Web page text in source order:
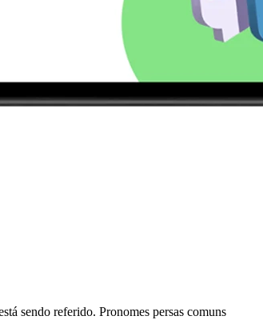
sendo referido. Pronomes persas comuns